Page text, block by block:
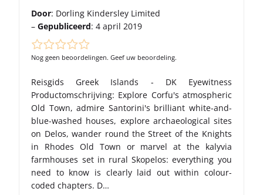
Door: Dorling Kindersley Limited
–Gepubliceerd: 4 april 2019
Nog geen beoordelingen. Geef uw beoordeling.
Reisgids Greek Islands - DK Eyewitness
Productomschrijving: Explore Corfu's atmospheric
Old Town, admire Santorini's brilliant white-and-
blue-washed houses, explore archaeological sites
on Delos, wander round the Street of the Knights
in Rhodes Old Town or marvel at the kalyvia
farmhouses set in rural Skopelos: everything you
need to know is clearly laid out within colour-
coded chapters. D…